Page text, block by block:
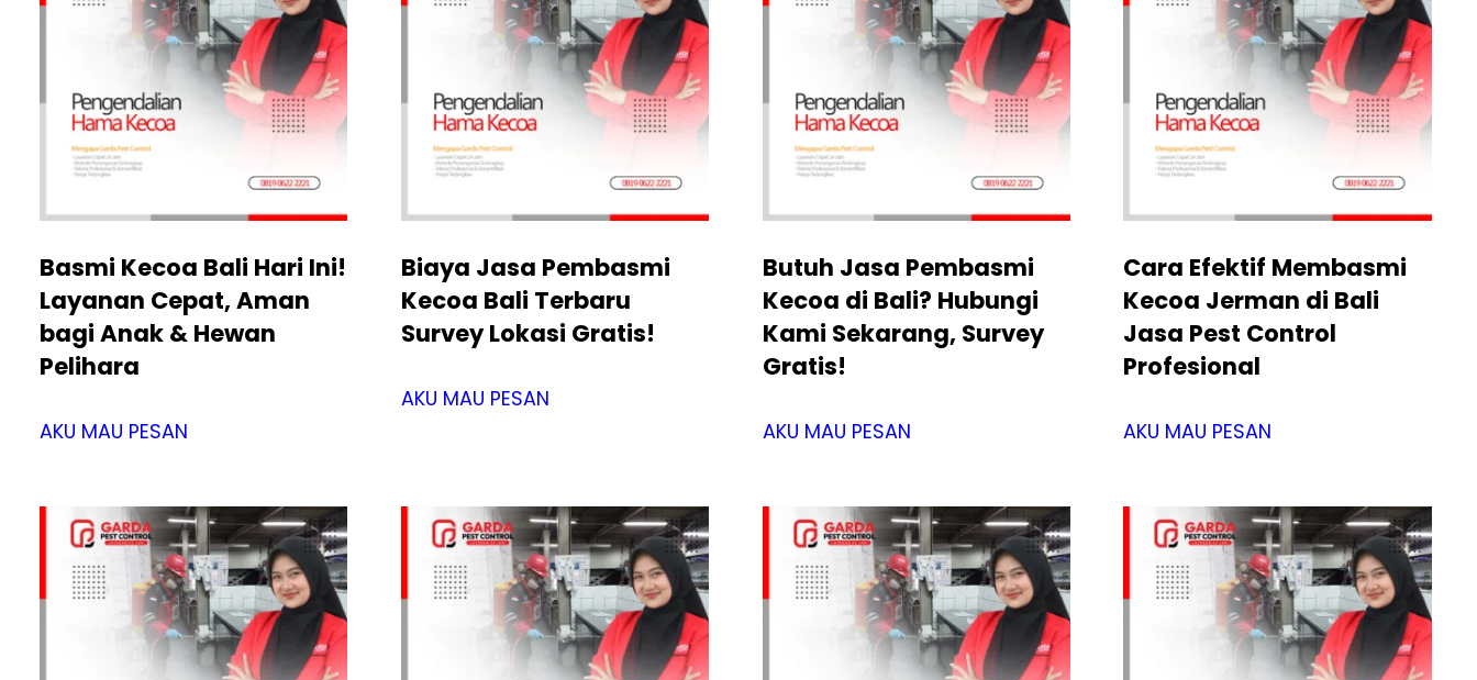
Basmi Kecoa Bali Hari Ini!
Layanan Cepat, Aman
bagi Anak & Hewan
Pelihara
AKU MAU PESAN
Biaya Jasa Pembasmi
Kecoa Bali Terbaru
Survey Lokasi Gratis!
AKU MAU PESAN
Butuh Jasa Pembasmi
Kecoa di Bali? Hubungi
Kami Sekarang, Survey
Gratis!
AKU MAU PESAN
Cara Efektif Membasmi
Kecoa Jerman di Bali
Jasa Pest Control
Profesional
AKU MAU PESAN